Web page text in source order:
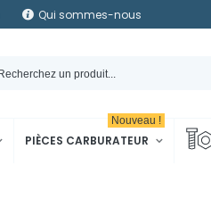
Qui sommes-nous
PIÈCES CARBURATEUR
Nouveau !